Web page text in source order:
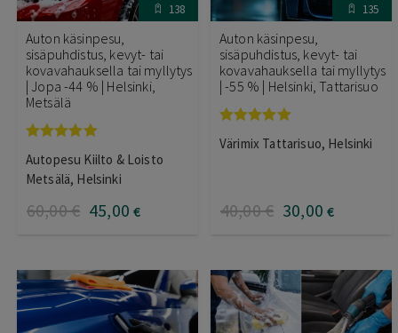
138
Auton käsinpesu,
sisäpuhdistus, kevyt- tai
kovavahauksella tai myllytys
| Jopa -44 % | Helsinki,
Metsälä
tuotteesta:
5.00/ 5
Autopesu Kiilto & Loisto
Metsälä, Helsinki
60,00€ 45,00 €
135
Auton käsinpesu,
sisäpuhdistus, kevyt- tai
kovavahauksella tai myllytys
| -55 % | Helsinki, Tattarisuo
tuotteesta:
Värimix Tattarisuo, Helsinki
40,00€ 30,00 €